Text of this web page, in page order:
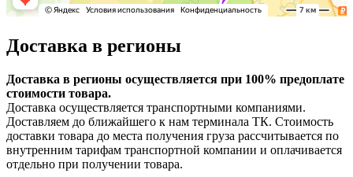
Доставка в регионы
Доставка в регионы осуществляется при 100% предоплате
стоимости товара.
Доставка осуществляется транспортными компаниями.
Доставляем до ближайшего к нам терминала ТК. Стоимость
доставки товара до места получения груза рассчитывается по
внутренним тарифам транспортной компании и оплачивается
отдельно при получении товара.